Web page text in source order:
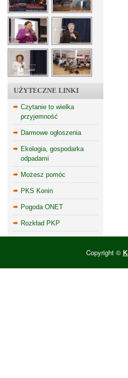
UŻYTECZNE LINKI
Czytanie to wielka
przyjemność
Darmowe ogłoszenia
Ekologia, gospodarka
odpadami
Możesz pomóc
PKS Konin
Pogoda ONET
Rozkład PKP
Copyright ©